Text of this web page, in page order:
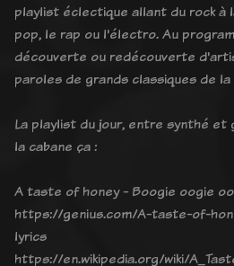
playlist éclectique allant du rock à
pop, le rap ou l'électro. Au
découverte ou redécouverte
paroles de grands classiques de la
La playlist du jour, entre synthé
la cabane ça :
A taste of honey - Boogie oogie
https://genius.com/A-taste-of-
lyrics
https://en.wikipedia.org/wiki/